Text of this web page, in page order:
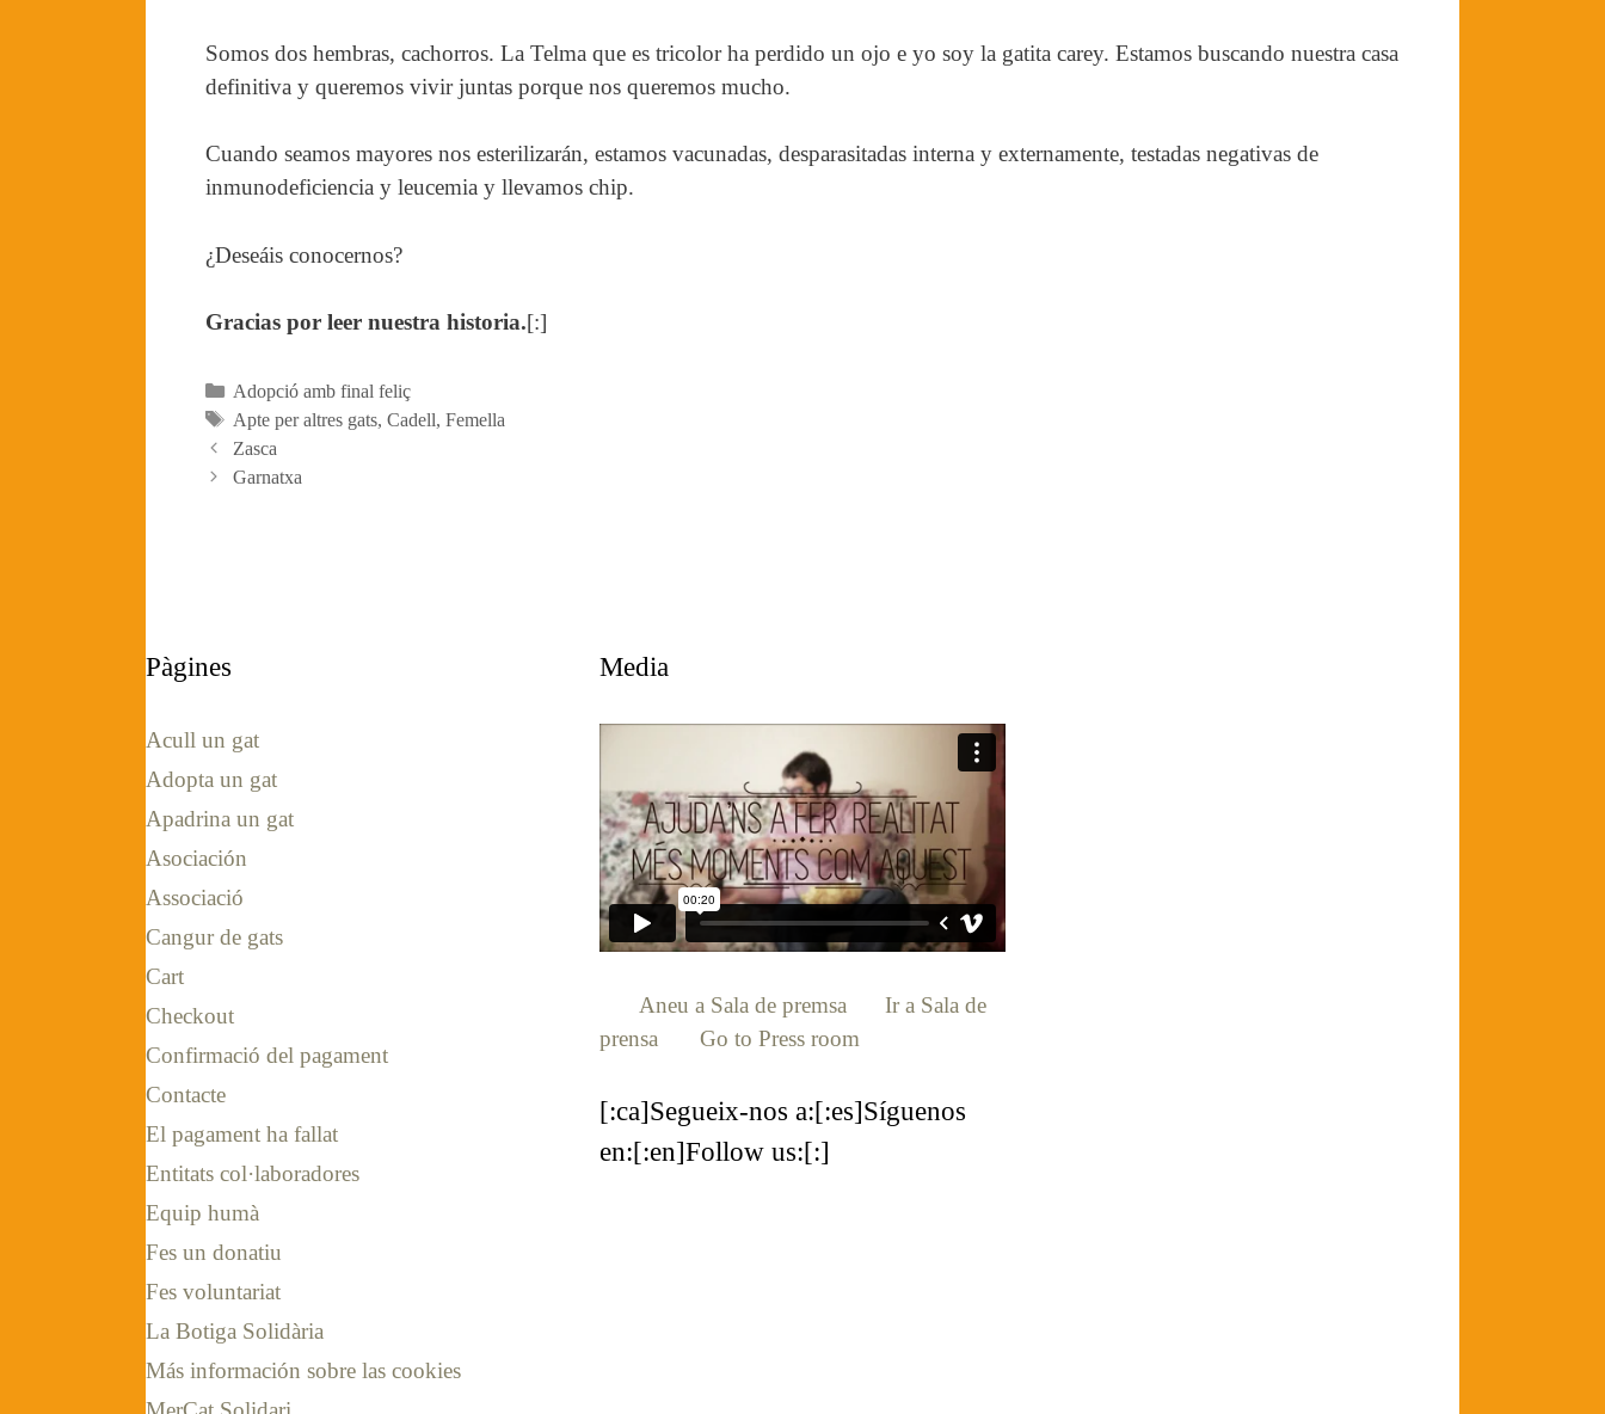
Somos dos hembras, cachorros. La Telma que es tricolor ha perdido un ojo e yo soy la gatita carey. Estamos buscando nuestra casa
definitiva y queremos vivir juntas porque nos queremos mucho.
Cuando seamos mayores nos esterilizarán, estamos vacunadas, desparasitadas interna y externamente, testadas negativas de
inmunodeficiencia y leucemia y llevamos chip.
¿Deseáis conocernos?
Gracias por leer nuestra historia.[:]
Categories
Adopció amb final feliç
Etiquetes
Apte per altres gats, Cadell, Femella
Zasca
Garnatxa
Pàgines
Acull un gat
Adopta un gat
Apadrina un gat
Asociación
Associació
Cangur de gats
Cart
Checkout
Confirmació del pagament
Contacte
El pagament ha fallat
Entitats col·laboradores
Equip humà
Fes un donatiu
Fes voluntariat
La Botiga Solidària
Más información sobre las cookies
Media
Aneu a Sala de premsa
Ir a Sala de
prensa
Go to Press room
[:ca]Segueix-nos a:[:es]Síguenos
en:[:en]Follow us:[:]